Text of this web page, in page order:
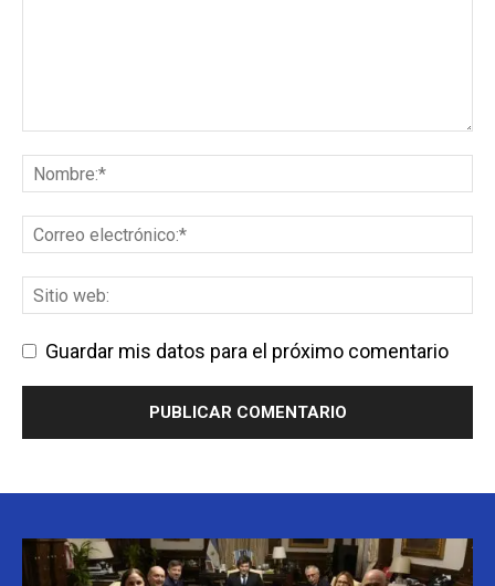
Guardar mis datos para el próximo comentario